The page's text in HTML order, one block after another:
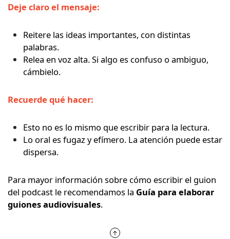
Deje claro el mensaje:
Reitere las ideas importantes, con distintas
palabras.
Relea en voz alta. Si algo es confuso o ambiguo,
cámbielo.
Recuerde qué hacer:
Esto no es lo mismo que escribir para la lectura.
Lo oral es fugaz y efímero. La atención puede estar
dispersa.
Para mayor información sobre cómo escribir el guion
del podcast le recomendamos la Guía para elaborar
guiones audiovisuales.